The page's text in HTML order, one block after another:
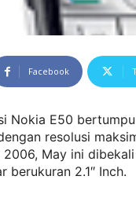
Facebook
Nokia E50
resolusi
May ini
berukuran 2.1″ Inch.